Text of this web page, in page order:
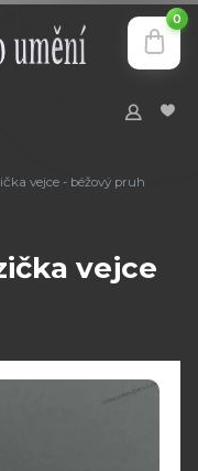
0
vejce - béžový pruh
vejce